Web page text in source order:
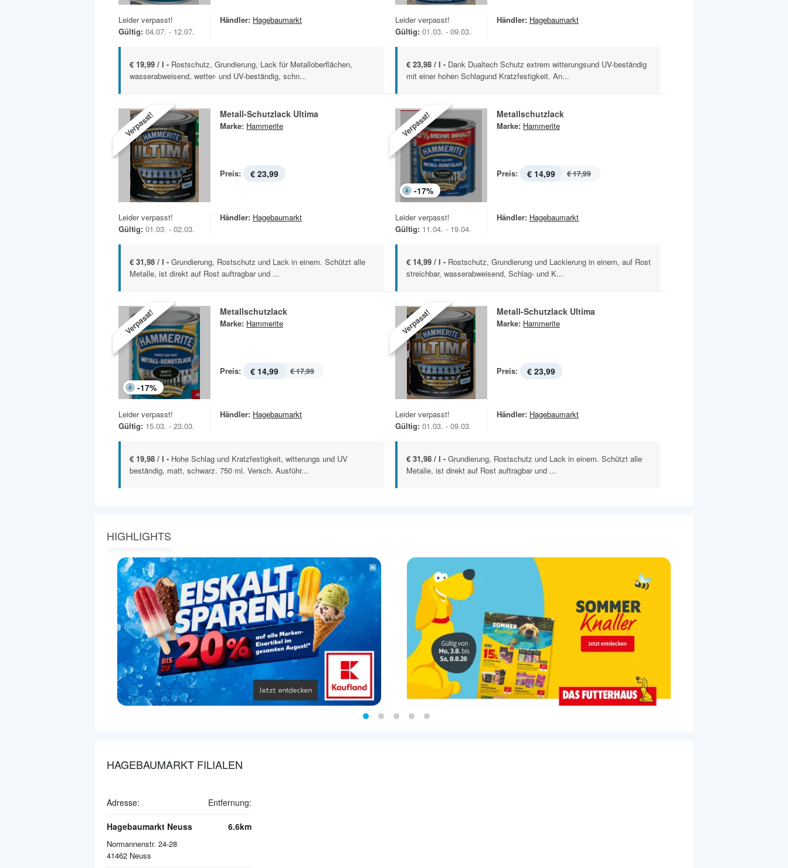
Leider verpasst!
Gültig: 04.07. - 12.07.
Händler: Hagebaumarkt
€ 19,99 / l - Rostschutz, Grundierung, Lack für Metalloberflächen,
wasserabweisend, wetter- und UV-beständig, schn...
Leider verpasst!
Gültig: 01.03. - 09.03.
Händler: Hagebaumarkt
€ 23,98 / l - Dank Dualtech Schutz extrem witterungsund UV-beständig
mit einer hohen Schlagund Kratzfestigkeit. An...
Verpasst! Metall-Schutzlack Ultima
Marke: Hammerite
Preis: € 23,99
Leider verpasst!
Gültig: 01.03. - 02.03.
Händler: Hagebaumarkt
€ 31,98 / l - Grundierung, Rostschutz und Lack in einem. Schützt alle
Metalle, ist direkt auf Rost auftragbar und ...
Verpasst!
-17%
Metallschutzlack
Marke: Hammerite
Preis: € 14,99 € 17,99
Leider verpasst!
Gültig: 11.04. - 19.04.
Händler: Hagebaumarkt
€ 14,99 / l - Rostschutz, Grundierung und Lackierung in einem, auf Rost
streichbar, wasserabweisend, Schlag- und K...
Verpasst!
-17%
Metallschutzlack
Marke: Hammerite
Preis: € 14,99 € 17,99
Leider verpasst!
Gültig: 15.03. - 23.03.
Händler: Hagebaumarkt
€ 19,98 / l - Hohe Schlag und Kratzfestigkeit, witterungs und UV
beständig, matt, schwarz. 750 ml. Versch. Ausführ...
Verpasst! Metall-Schutzlack Ultima
Marke: Hammerite
Preis: € 23,99
Leider verpasst!
Gültig: 01.03. - 09.03.
Händler: Hagebaumarkt
€ 31,98 / l - Grundierung, Rostschutz und Lack in einem. Schützt alle
Metalle, ist direkt auf Rost auftragbar und ...
HIGHLIGHTS
HAGEBAUMARKT FILIALEN
Adresse: Entfernung:
Hagebaumarkt Neuss
Normannenstr. 24-28
41462 Neuss
6.6km